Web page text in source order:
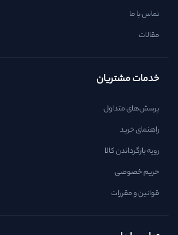
تماس با ما
مقالات
خدمات مشتریان
پرسش‌های متداول
راهنمای خرید
رویه بازگرداندن کالا
حریم خصوصی
قوانین و مقررات